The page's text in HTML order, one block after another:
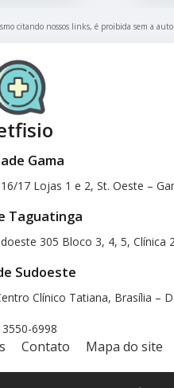
citando nossos links, é proibida sem a
Gama
17 Lojas 1 e 2, St. Oeste –
Taguatinga
305 Bloco 3, 4, 5, Clínica
Sudoeste
Clínico Tatiana, Brasília –
6998
Contato Mapa do site